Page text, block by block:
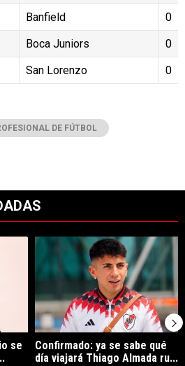
Banfield
0
Boca Juniors
0
San Lorenzo 0
DE FÚTBOL
el título "Es oficial: Facundo Colidio
se
Un artículo de tendencia con el
Confirmado: ya se sabe qué
día viajará Thiago Almada ru...